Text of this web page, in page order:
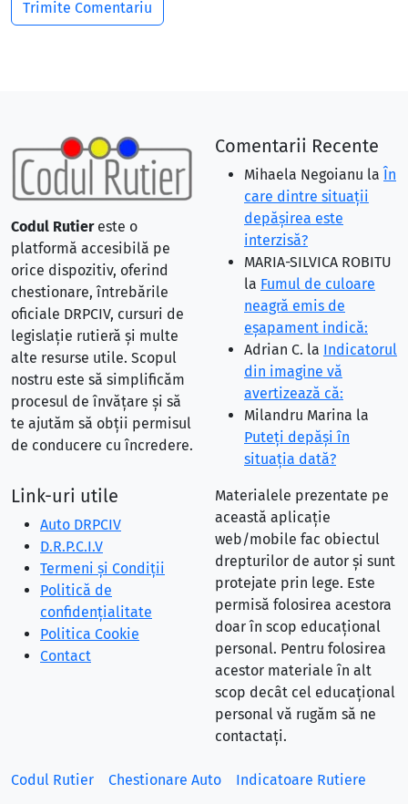
Codul Rutiereste o
platformă accesibilă pe
orice dispozitiv, oferind
chestionare, întrebările
oficiale DRPCIV, cursuri de
legislație rutieră și multe
alte resurse utile. Scopul
nostru este să simplificăm
procesul de învățare și să
te ajutăm să obții permisul
de conducere cu încredere.
Comentarii Recente
Mihaela Negoianu la În
care dintre situaţii
depăşirea este
interzisă?
MARIA-SILVICA ROBITU
la Fumul de culoare
neagră emis de
eşapament indică:
Adrian C. la Indicatorul
din imagine vă
avertizează că:
Milandru Marina la
Puteţi depăşi în
situaţia dată?
Link-uri utile
Auto DRPCIV
D.R.P.C.I.V
Termeni și Condiții
Politică de
confidențialitate
Politica Cookie
Contact
Materialele prezentate pe
această aplicație
web/mobile fac obiectul
drepturilor de autor și sunt
protejate prin lege. Este
permisă folosirea acestora
doar în scop educațional
personal. Pentru folosirea
acestor materiale în alt
scop decât cel educațional
personal vă rugăm să ne
contactați.
Codul Rutier Chestionare Auto Indicatoare Rutiere